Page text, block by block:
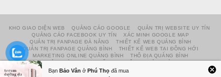
KHO GIAO DIỆN WEB QUẢNG CÁO GOOGLE
QUẢN TRỊ WEBSITE UY TÍN
QUẢNG CÁO FACEBOOK UY TÍN
XÁC MINH GOOGLE MAP
QUẢN TRỊ FANPAGE ĐÀ NẴNG
THIẾT KẾ WEB QUẢNG BÌNH
QUẢN TRỊ FANPAGE QUẢNG BÌNH
THIẾT KẾ WEB TẠI ĐỒNG HỚI
MARKETING ONLINE QUẢNG BÌNH
THỔ ĐỊA QUẢNG BÌNH
NHÀ THÔNG MINH QUẢNG BÌNH
Bạn Bảo Vân ở Phú Thọ đã mua